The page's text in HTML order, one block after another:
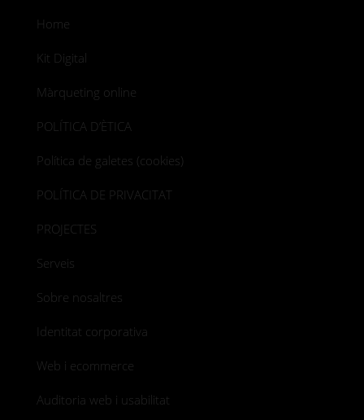
Home
Kit Digital
Màrqueting online
POLÍTICA D’ÈTICA
Política de galetes (cookies)
POLÍTICA DE PRIVACITAT
PROJECTES
Serveis
Sobre nosaltres
Identitat corporativa
Web i ecommerce
Auditoria web i usabilitat